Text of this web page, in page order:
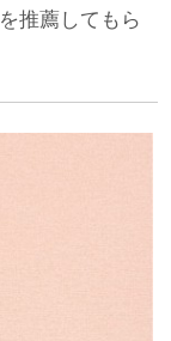
推薦してもら